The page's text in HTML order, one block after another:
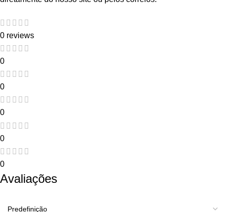
0 reviews
0
0
0
0
0
Avaliações